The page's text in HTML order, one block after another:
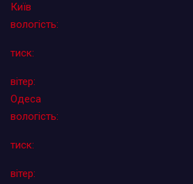
Київ
вологість:
тиск:
вітер:
Одеса
вологість:
тиск:
вітер: